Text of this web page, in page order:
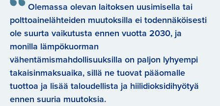
Olemassa olevan laitoksen uusimisella tai
polttoainelähteiden muutoksilla ei todennäköisesti
ole suurta vaikutusta ennen vuotta 2030, ja
monilla lämpökuorman
vähentämismahdollisuuksilla on paljon lyhyempi
takaisinmaksuaika, sillä ne tuovat pääomalle
tuottoa ja lisää taloudellista ja hiilidioksidihyötyä
ennen suuria muutoksia.